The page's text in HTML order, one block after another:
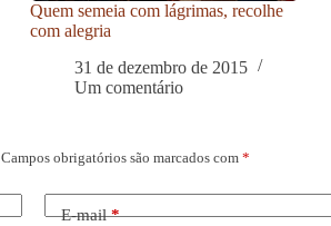
Quem semeia com lágrimas, recolhe
com alegria
31 de dezembro de 2015
Um comentário
Campos obrigatórios são marcados com *
E-mail*